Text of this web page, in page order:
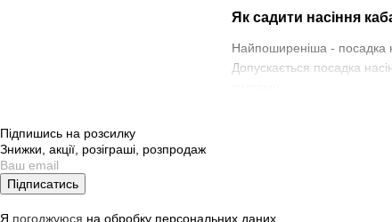
Як садити насіння
Найпоширеніша - посадка
Допускається посадка
Підпишись на розсилку
Знижки, акції, розіграші, розпродаж
Підписатись
Я погоджуюся на обробку персональних даних